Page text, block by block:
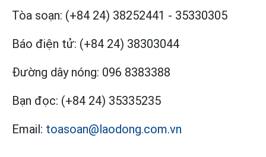
Tòa soạn: (+84 24) 38252441 - 35330305
Báo điện tử: (+84 24) 38303044
Đường dây nóng: 096 8383388
Bạn đọc: (+84 24) 35335235
Email: toasoan@laodong.com.vn